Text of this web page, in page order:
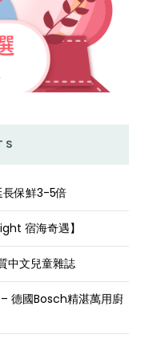
長保鮮3-5倍
宿海奇遇】
中文兒童雜誌
德國Bosch精湛萬用廚